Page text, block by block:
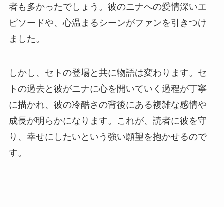
者も多かったでしょう。彼のニナへの愛情深いエ
ピソードや、心温まるシーンがファンを引きつけ
ました。
しかし、セトの登場と共に物語は変わります。セ
トの過去と彼がニナに心を開いていく過程が丁寧
に描かれ、彼の冷酷さの背後にある複雑な感情や
成長が明らかになります。これが、読者に彼を守
り、幸せにしたいという強い願望を抱かせるので
す。